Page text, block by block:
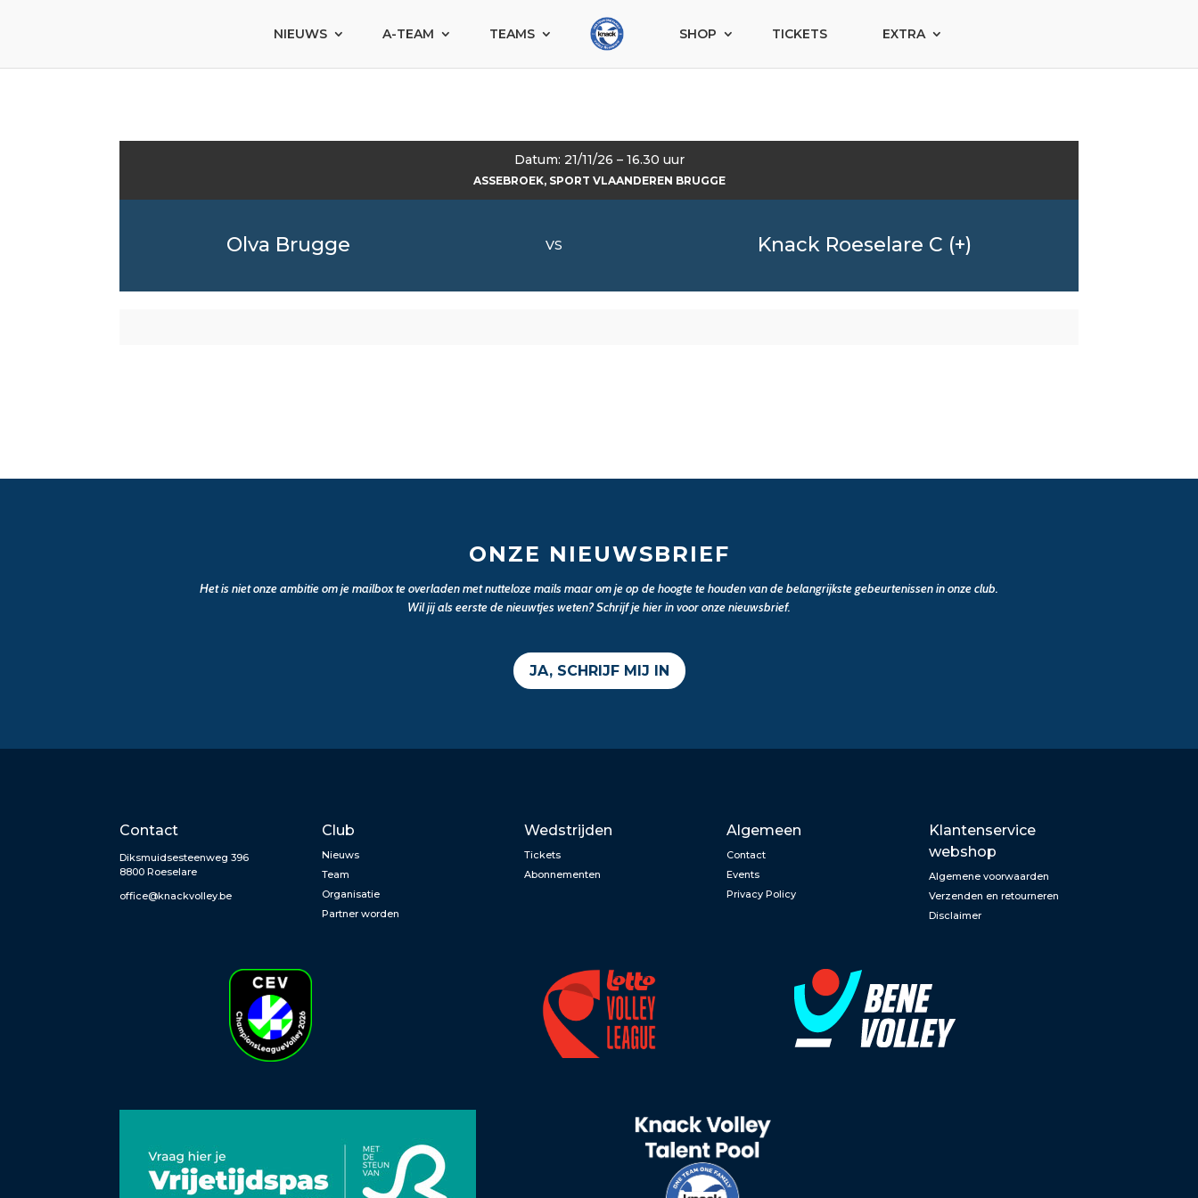
NIEUWS A-TEAM TEAMS SHOP TICKETS EXTRA
Datum: 21/11/26 – 16.30 uur
ASSEBROEK, SPORT VLAANDEREN BRUGGE
Olva Brugge VS Knack Roeselare C (+)
ONZE NIEUWSBRIEF
Het is niet onze ambitie om je mailbox te overladen met nutteloze mails maar om je op de hoogte te houden van de belangrijkste gebeurtenissen in onze club.
Wil jij als eerste de nieuwtjes weten? Schrijf je hier in voor onze nieuwsbrief.
JA, SCHRIJF MIJ IN
Contact
Diksmuidsesteenweg 396
8800 Roeselare
office@knackvolley.be
Club
Nieuws
Team
Organisatie
Partner worden
Wedstrijden
Tickets
Abonnementen
Algemeen
Contact
Events
Privacy Policy
Klantenservice
webshop
Algemene voorwaarden
Verzenden en retourneren
Disclaimer